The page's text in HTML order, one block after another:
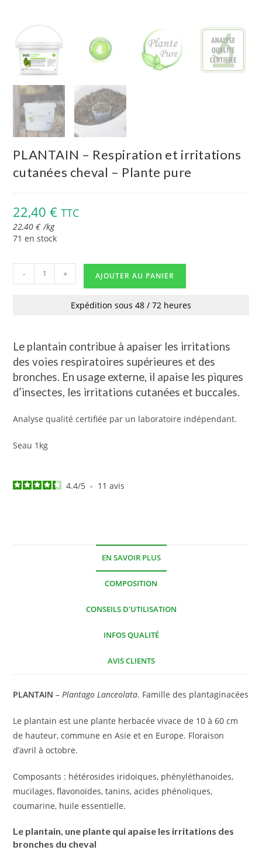
PLANTAIN – Respiration et irritations
cutanées cheval – Plante pure
22,40€ TTC
22,40€ /kg
71 en stock
- + AJOUTER AU PANIER
Expédition sous 48 / 72 heures
Le plantain contribue à apaiser les irritations
des voies respiratoires supérieures et des
bronches. En usage externe, il apaise les piqures
d’insectes, les irritations cutanées et buccales.
Analyse qualité certifiée par un laboratoire indépendant.
Seau 1kg
4.4/5 - 11avis
EN SAVOIR PLUS
COMPOSITION
CONSEILS D'UTILISATION
INFOS QUALITÉ
AVIS CLIENTS
PLANTAIN – Plantago Lanceolata. Famille des plantaginacées
Le plantain est une plante herbacée vivace de 10 à 60 cm
de hauteur, commune en Asie et en Europe. Floraison
d’avril à octobre.
Composants : hétérosides iridoiques, phényléthanoides,
mucilages, flavonoïdes, tanins, acides phénoliques,
coumarine, huile essentielle.
Le plantain, une plante qui apaise les irritations des
bronches du cheval